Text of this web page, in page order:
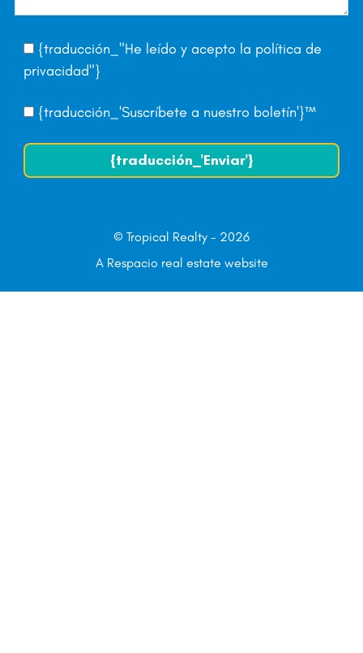
{traducción_"He leído y acepto la política de
privacidad"}
{traducción_'Suscríbete a nuestro boletín'}™
{traducción_'Enviar'}
© Tropical Realty - 2026
A Respacio real estate website